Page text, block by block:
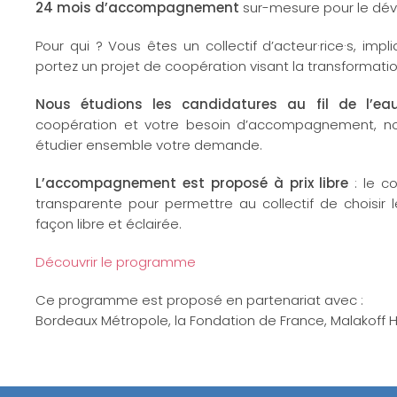
24 mois d’accompagnement sur-mesure pour le
Pour qui ? Vous êtes un collectif d’acteur·rice·s,
portez un projet de coopération visant la
Nous étudions les candidatures au fil de
coopération et votre besoin d’accompagnement,
étudier ensemble votre demande.
L’accompagnement est proposé à prix libre : le
transparente pour permettre au collectif de
façon libre et éclairée.
Découvrir le programme
Ce programme est proposé en partenariat avec :
Bordeaux Métropole, la Fondation de France, Malakoff